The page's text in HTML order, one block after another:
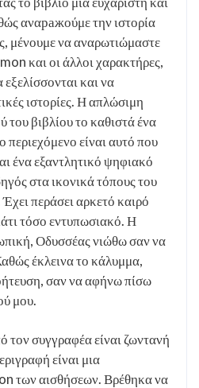
αναражούμε την ιστορία
μένουμε να αναρωτιώμαστε
και οι άλλοι χαρακτήρες,
και να
ιστορίες. Η απλώσιμη
του βιβλίου το καθιστά ένα
είναι αυτό που
ένα εξαντλητικό ψηφιακό
στα ικονικά τόπους του
περάσει αρκετό καιρό
τόσο εντυπωσιακό. Η
Οδυσσέας νιώθω σαν να
έκλεινα το κάλυμμα,
σαν να αφήνω πίσω
μου.
τον συγγραφέα είναι ζωντανή
είναι μια
των αισθήσεων. Βρέθηκα να